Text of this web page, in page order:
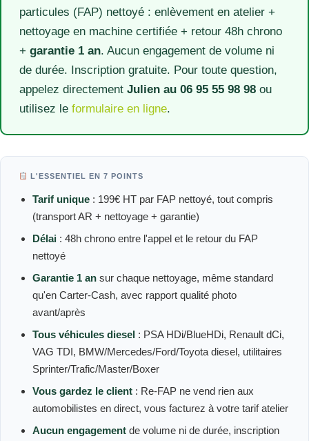
particules (FAP) nettoyé : enlèvement en atelier +
nettoyage en machine certifiée + retour 48h chrono
+ garantie 1 an. Aucun engagement de volume ni
de durée. Inscription gratuite. Pour toute question,
appelez directement Julien au 06 95 55 98 98 ou
utilisez le formulaire en ligne.
L'ESSENTIEL EN 7 POINTS
Tarif unique : 199€ HT par FAP nettoyé, tout compris
(transport AR + nettoyage + garantie)
Délai : 48h chrono entre l'appel et le retour du FAP
nettoyé
Garantie 1 an sur chaque nettoyage, même standard
qu'en Carter-Cash, avec rapport qualité photo
avant/après
Tous véhicules diesel : PSA HDi/BlueHDi, Renault dCi,
VAG TDI, BMW/Mercedes/Ford/Toyota diesel, utilitaires
Sprinter/Trafic/Master/Boxer
Vous gardez le client : Re-FAP ne vend rien aux
automobilistes en direct, vous facturez à votre tarif atelier
Aucun engagement de volume ni de durée, inscription